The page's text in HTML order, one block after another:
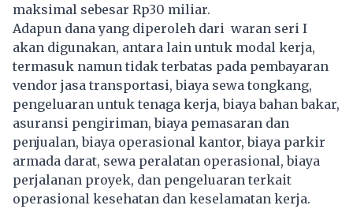
maksimal sebesar Rp30 miliar.
Adapun dana yang diperoleh dari waran seri I
akan digunakan, antara lain untuk modal kerja,
termasuk namun tidak terbatas pada pembayaran
vendor jasa transportasi, biaya sewa tongkang,
pengeluaran untuk tenaga kerja, biaya bahan bakar,
asuransi pengiriman, biaya pemasaran dan
penjualan, biaya operasional kantor, biaya parkir
armada darat, sewa peralatan operasional, biaya
perjalanan proyek, dan pengeluaran terkait
operasional kesehatan dan keselamatan kerja.